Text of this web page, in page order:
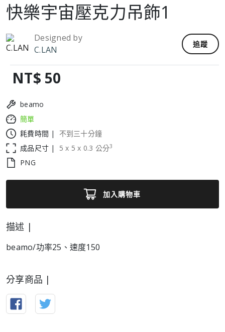
快樂宇宙壓克力吊飾1
Designed by
C.LAN
追蹤
NT$ 50
beamo
簡單
耗費時間 |
不到三十分鐘
成品尺寸 |
5 x 5 x 0.3 公分3
PNG
加入購物車
描述 |
beamo/功率25、速度150
分享商品 |